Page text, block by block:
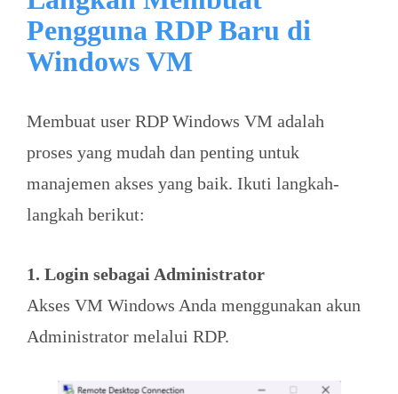
Pengguna RDP Baru di
Windows VM
Membuat user RDP Windows VM adalah
proses yang mudah dan penting untuk
manajemen akses yang baik. Ikuti langkah-
langkah berikut:
1. Login sebagai Administrator
Akses VM Windows Anda menggunakan akun
Administrator melalui RDP.